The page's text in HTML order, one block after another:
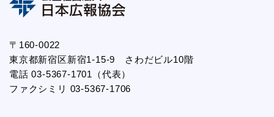
〒160-0022
東京都新宿区新宿1-15-9 さわだビル10階
電話 03-5367-1701（代表）
ファクシミリ 03-5367-1706